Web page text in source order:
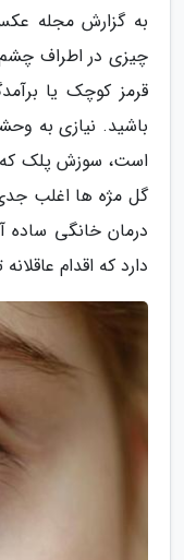
به گزارش مجله
چیزی در اطراف
قرمز کوچک یا
باشید. نیازی به
است، سوزش پلک که
گل مژه ها اغلب
درمان خانگی ساده
دارد که اقدام